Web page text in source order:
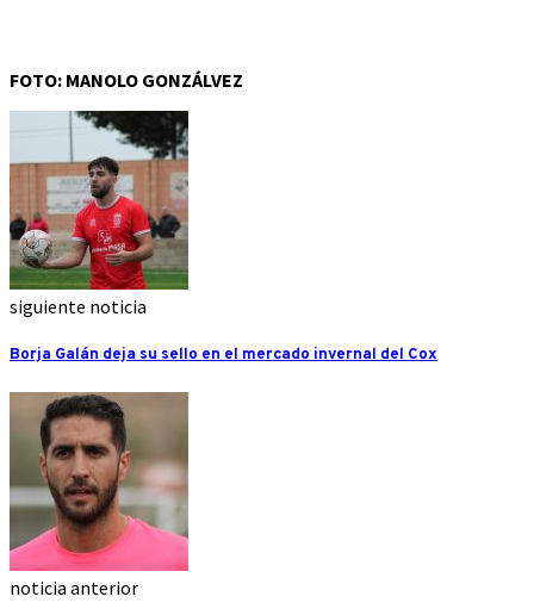
FOTO: MANOLO GONZÁLVEZ
siguiente noticia
Borja Galán deja su sello en el mercado invernal del Cox
noticia anterior